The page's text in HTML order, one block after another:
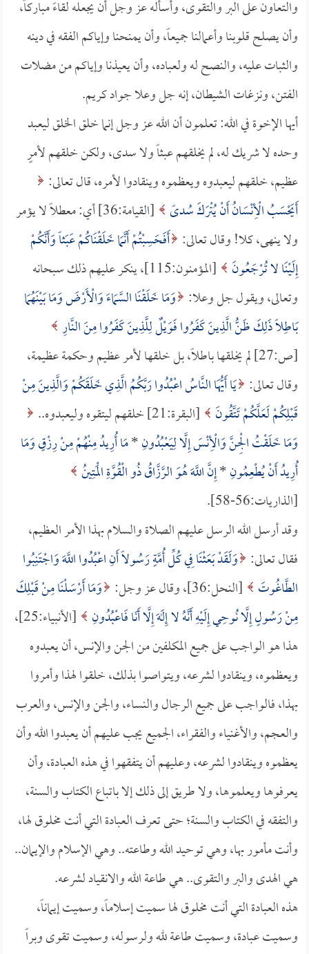
والتعاون على البر والتقوى، وأسأله عز وجل أن يجعله لقاءً مباركاً،
وأن يصلح قلوبنا وأعمالنا جميعاً، وأن يمنحنا وإياكم الفقه في دينه
والثبات عليه، والنصح له ولعباده، وأن يعيذنا وإياكم من مضلات
الفتن، ونزغات الشيطان، إنه جل وعلا جواد كريم.
أيها الإخوة في الله: تعلمون أن الله عز وجل إنما خلق الخلق ليعبد
وحده لا شريك له، لم يخلقهم عبثاً ولا سدى، ولكن خلقهم لأمرٍ
عظيم، خلقهم ليعبدوه ويعظموه وينقادوا لأمره، قال تعالى:
أَيَحْسَبُ الْأِنْسَانُ أَنْ يُتْرَكَ سُدىً
[القيامة:36] أي: معطلاً لا يؤمر
ولا ينهى، كلا! وقال تعالى: أَفَحَسِبْتُمْ أَنَّمَا خَلَقْنَاكُمْ عَبَثاً وَأَنَّكُمْ
إِلَيْنَا لا تُرْجَعُونَ
[المؤمنون:115]، ينكر عليهم ذلك سبحانه
وتعالى، ويقول جل وعلا: وَمَا خَلَقْنَا السَّمَاءَ وَالْأَرْضَ وَمَا بَيْنَهُمَا
بَاطِلاً ذَلِكَ ظَنُّ الَّذِينَ كَفَرُوا فَوَيْلٌ لِلَّذِينَ كَفَرُوا مِنَ النَّارِ
[ص:27] لم يخلقها باطلاً، بل خلقها لأمر عظيم وحكمة عظيمة،
وقال تعالى: يَا أَيُّهَا النَّاسُ اعْبُدُوا رَبَّكُمُ الَّذِي خَلَقَكُمْ وَالَّذِينَ مِنْ
قَبْلِكُمْ لَعَلَّكُمْ تَتَّقُونَ
[البقرة:21] خلقهم ليتقوه وليعبدوه..
وَمَا خَلَقْتُ الْجِنَّ وَالْأِنْسَ إِلَّا لِيَعْبُدُونِ*مَا أُرِيدُ مِنْهُمْ مِنْ رِزْقٍ وَمَا
أُرِيدُ أَنْ يُطْعِمُونِ*إِنَّ اللَّهَ هُوَ الرَّزَّاقُ ذُو الْقُوَّةِ الْمَتِينُ
[الذاريات:56-58].
وقد أرسل الله الرسل عليهم الصلاة والسلام بهذا الأمر العظيم،
فقال تعالى: وَلَقَدْ بَعَثْنَا فِي كُلِّ أُمَّةٍ رَسُولاً أَنِ اعْبُدُوا اللَّهَ وَاجْتَنِبُوا
الطَّاغُوتَ
[النحل:36]، وقال عز وجل:
وَمَا أَرْسَلْنَا مِنْ قَبْلِكَ
مِنْ رَسُولٍ إِلَّا نُوحِي إِلَيْهِ أَنَّهُ لا إِلَهَ إِلَّا أَنَا فَاعْبُدُونِ
[الأنبياء:25]،
هذا هو الواجب على جميع المكلفين من الجن والإنس، أن يعبدوه
ويعظموه، وينقادوا لشرعه، ويتواصوا بذلك، خلقوا لهذا وأمروا
بهذا، فالواجب على جميع الرجال والنساء، والجن والإنس، والعرب
والعجم، والأغنياء والفقراء، الجميع يجب عليهم أن يعبدوا الله وأن
يعظموه وينقادوا لشرعه، وعليهم أن يتفقهوا في هذه العبادة، وأن
يعرفوها ويعلموها، ولا طريق إلى ذلك إلا باتباع الكتاب والسنة،
والتفقه في الكتاب والسنة؛ حتى تعرف العبادة التي أنت مخلوق لها،
وأنت مأمور بها، وهي توحيد الله وطاعته.. وهي الإسلام والإيمان..
هي الهدى والبر والتقوى.. هي طاعة الله والانقياد لشرعه.
هذه العبادة التي أنت مخلوق لها سميت إسلاماً، وسميت إيماناً،
وسميت عبادة، وسميت طاعة لله ولرسوله، وسميت تقوى وبراً